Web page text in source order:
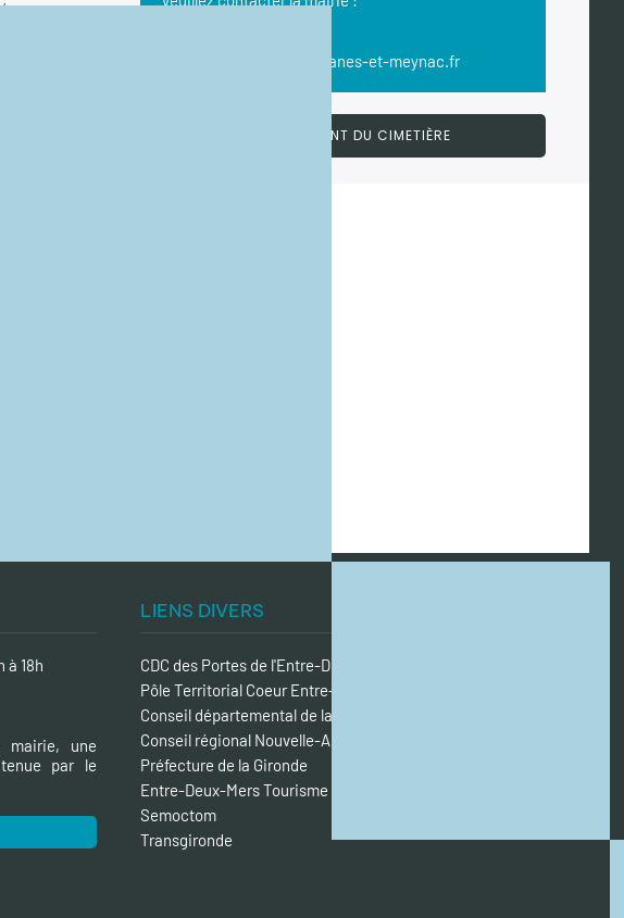
sur le site,
mairie@camblanes-et-meynac.fr
RÈGLEMENT DU CIMETIÈRE
à 18h
mairie, une
tenue par le
LIENS DIVERS
CDC des Portes de l'Entre-Deux-Mers
Pôle Territorial Coeur Entre-Deux-Mers
Conseil départemental de la Gironde
Conseil régional Nouvelle-Aquitaine
Préfecture de la Gironde
Entre-Deux-Mers Tourisme
Semoctom
Transgironde